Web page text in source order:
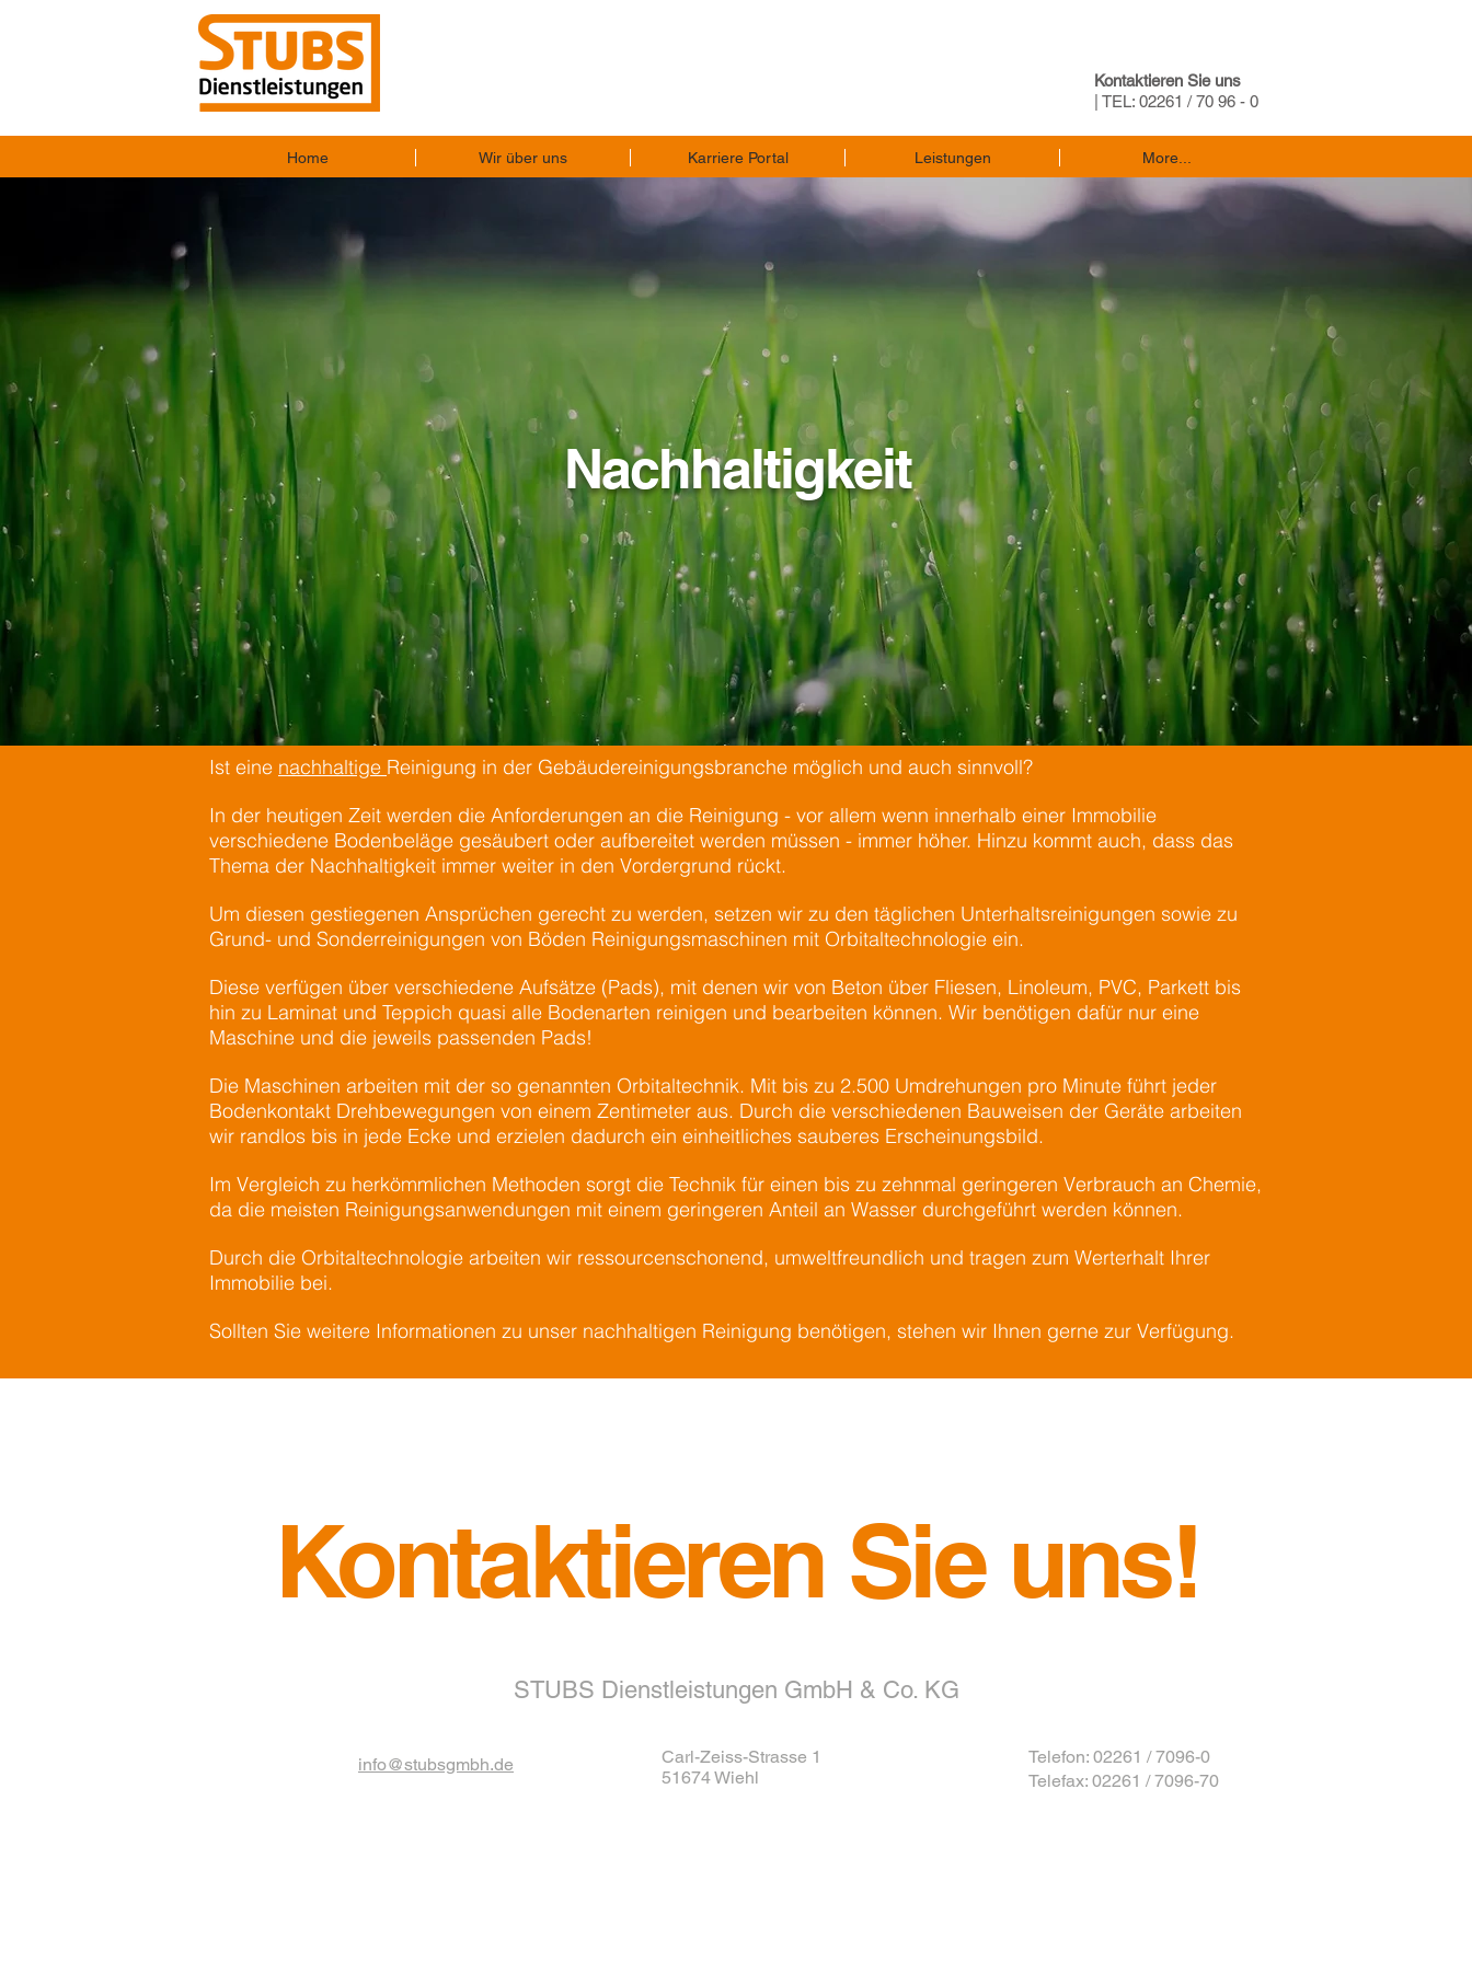
Kontaktieren Sie uns
| TEL: 02261 / 70 96 - 0
Home Wir über uns Karriere Portal Leistungen More...
Nachhaltigkeit
Ist eine nachhaltige Reinigung in der Gebäudereinigungsbranche möglich und auch sinnvoll?
In der heutigen Zeit werden die Anforderungen an die Reinigung - vor allem wenn innerhalb einer Immobilie
verschiedene Bodenbeläge gesäubert oder aufbereitet werden müssen - immer höher. Hinzu kommt auch, dass das
Thema der Nachhaltigkeit immer weiter in den Vordergrund rückt.
Um diesen gestiegenen Ansprüchen gerecht zu werden, setzen wir zu den täglichen Unterhaltsreinigungen sowie zu
Grund- und Sonderreinigungen von Böden Reinigungsmaschinen mit Orbitaltechnologie ein.
Diese verfügen über verschiedene Aufsätze (Pads), mit denen wir von Beton über Fliesen, Linoleum, PVC, Parkett bis
hin zu Laminat und Teppich quasi alle Bodenarten reinigen und bearbeiten können. Wir benötigen dafür nur eine
Maschine und die jeweils passenden Pads!
Die Maschinen arbeiten mit der so genannten Orbitaltechnik. Mit bis zu 2.500 Umdrehungen pro Minute führt jeder
Bodenkontakt Drehbewegungen von einem Zentimeter aus. Durch die verschiedenen Bauweisen der Geräte arbeiten
wir randlos bis in jede Ecke und erzielen dadurch ein einheitliches sauberes Erscheinungsbild.
Im Vergleich zu herkömmlichen Methoden sorgt die Technik für einen bis zu zehnmal geringeren Verbrauch an Chemie,
da die meisten Reinigungsanwendungen mit einem geringeren Anteil an Wasser durchgeführt werden können.
Durch die Orbitaltechnologie arbeiten wir ressourcenschonend, umweltfreundlich und tragen zum Werterhalt Ihrer
Immobilie bei.
Sollten Sie weitere Informationen zu unser nachhaltigen Reinigung benötigen, stehen wir Ihnen gerne zur Verfügung.
Kontaktieren Sie uns!
STUBS Dienstleistungen GmbH & Co. KG
info@stubsgmbh.de
Carl-Zeiss-Strasse 1
51674 Wiehl
Telefon: 02261 / 7096-0
Telefax: 02261 / 7096-70